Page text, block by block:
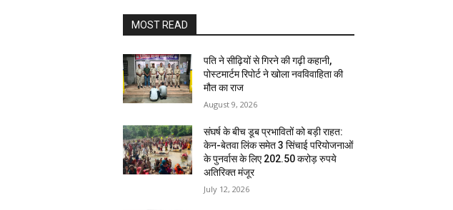
MOST READ
पति ने सीढ़ियों से गिरने की गढ़ी कहानी,
पोस्टमार्टम रिपोर्ट ने खोला नवविवाहिता की
मौत का राज
August 9, 2026
संघर्ष के बीच डूब प्रभावितों को बड़ी राहत:
केन-बेतवा लिंक समेत 3 सिंचाई परियोजनाओं
के पुनर्वास के लिए 202.50 करोड़ रुपये
अतिरिक्त मंजूर
July 12, 2026